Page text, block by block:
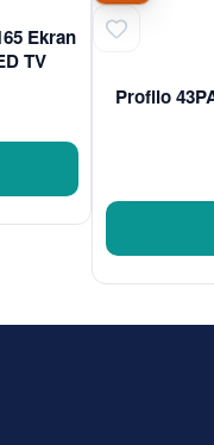
Ekran
TV
Profilo